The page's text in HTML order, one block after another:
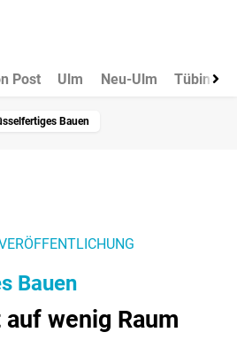
Post Ulm Neu-Ulm Tübingen
Bauen
Bauen
wenig Raum